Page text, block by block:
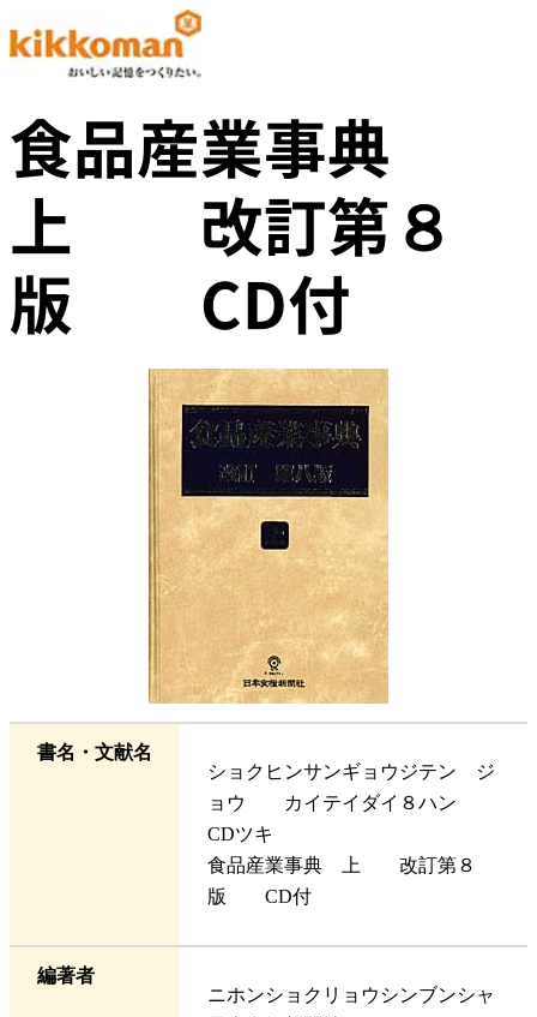
食品産業事典
上 改訂第８
版 CD付
書名・文献名
ショクヒンサンギョウジテン ジ
ョウ カイテイダイ８ハン
CDツキ
食品産業事典 上 改訂第８
版 CD付
編著者
ニホンショクリョウシンブンシャ